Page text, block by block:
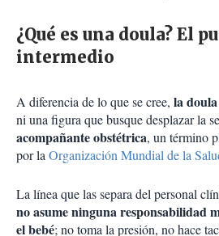
¿Qué es una doula? El
intermedio
A diferencia de lo que se cree, la doula
ni una figura que busque desplazar la
acompañante obstétrica, un término
por laOrganización Mundial de la
La línea que las separa del personal
no asume ninguna responsabilidad
el bebé; no toma la presión, no hace